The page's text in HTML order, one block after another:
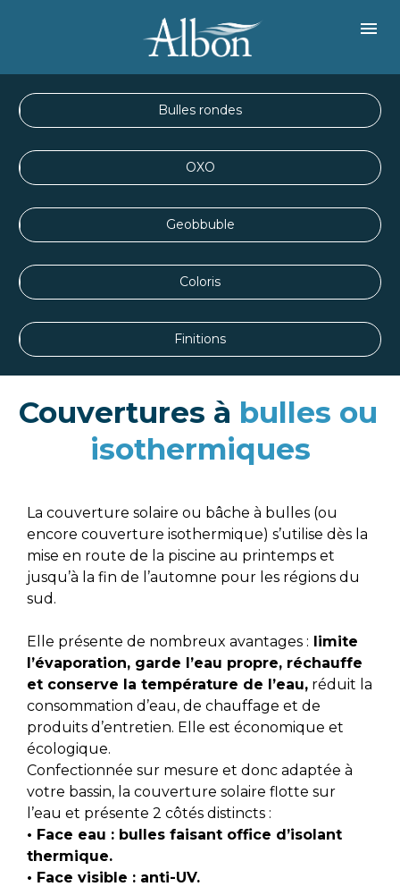
Bulles rondes
OXO
Geobbuble
Coloris
Finitions
Couvertures à bulles ou
isothermiques
La couverture solaire ou bâche à bulles (ou
encore couverture isothermique) s’utilise dès la
mise en route de la piscine au printemps et
jusqu’à la fin de l’automne pour les régions du
sud.
Elle présente de nombreux avantages : limite
l’évaporation, garde l’eau propre, réchauffe
et conserve la température de l’eau, réduit la
consommation d’eau, de chauffage et de
produits d’entretien. Elle est économique et
écologique.
Confectionnée sur mesure et donc adaptée à
votre bassin, la couverture solaire flotte sur
l’eau et présente 2 côtés distincts :
• Face eau : bulles faisant office d’isolant
thermique.
• Face visible : anti-UV.